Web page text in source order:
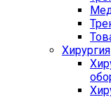
Хирургия